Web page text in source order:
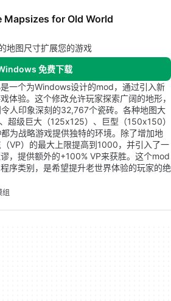
Mapsizes for Old World
地图尺寸扩展您的游戏
免费下载
一个为Windows设计的mod，通过引入新
体验。这个修改允许玩家探索广阔的地形，
人印象深刻的32,767个瓷砖。各种地图大
超级巨大（125x125）、巨型（150x150）
为战略游戏提供独特的环境。除了增加地
VP）的最大上限提高到1000，并引入了一
，提供额外的+100% VP来获胜。这个mod
序类别，是希望提升老世界体验的玩家的绝
组